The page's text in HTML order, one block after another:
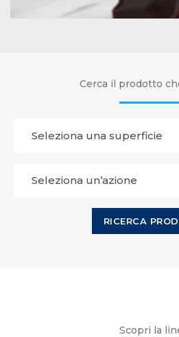
Cerca il prodotto
RICERCA
Scopri la